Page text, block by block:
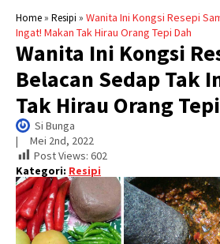
Home» Resipi » Wanita Ini Kongsi Resepi
Ingat! Makan Tak Hirau Orang Tepi Dah
Wanita Ini Kongsi
Belacan Sedap Tak
Tak Hirau Orang
Si Bunga
| Mei 2nd, 2022
Post Views: 602
Kategori: Resipi